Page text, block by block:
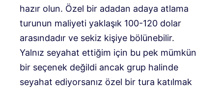
hazır olun. Özel bir adadan adaya atlama
turunun maliyeti yaklaşık 100-120 dolar
arasındadır ve sekiz kişiye bölünebilir.
Yalnız seyahat ettiğim için bu pek mümkün
bir seçenek değildi ancak grup halinde
seyahat ediyorsanız özel bir tura katılmak